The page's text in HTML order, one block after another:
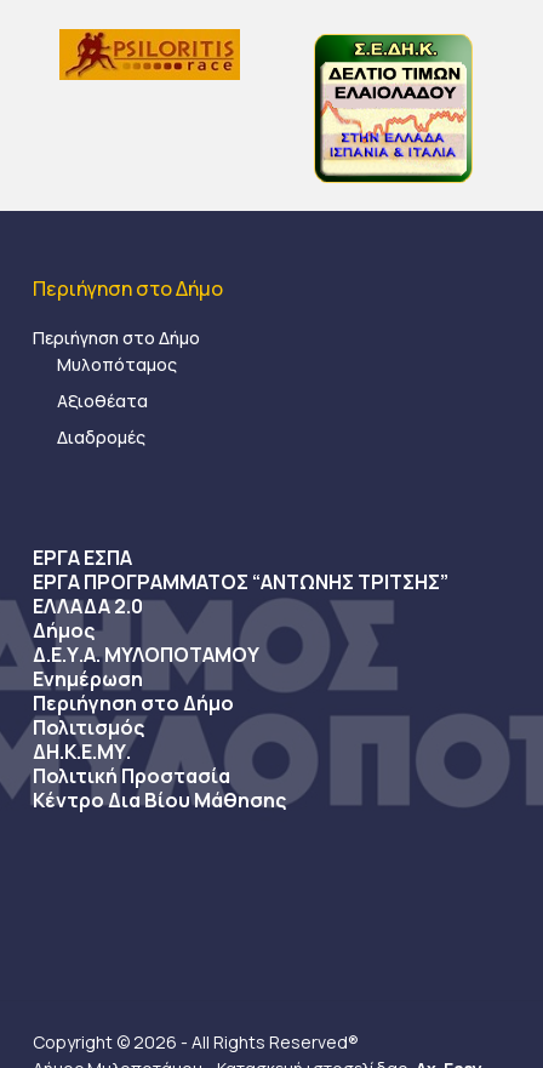
Περιήγηση στο Δήμο
Περιήγηση στο Δήμο
Μυλοπόταμος
Αξιοθέατα
Διαδρομές
ΕΡΓΑ ΕΣΠΑ
ΕΡΓΑ ΠΡΟΓΡΑΜΜΑΤΟΣ “ΑΝΤΩΝΗΣ ΤΡΙΤΣΗΣ”
ΕΛΛΑΔΑ 2.0
Δήμος
Δ.Ε.Υ.Α. ΜΥΛΟΠΟΤΑΜΟΥ
Ενημέρωση
Περιήγηση στο Δήμο
Πολιτισμός
ΔΗ.Κ.Ε.ΜΥ.
Πολιτική Προστασία
Κέντρο Δια Βίου Μάθησης
Copyright © 2026 - All Rights Reserved®